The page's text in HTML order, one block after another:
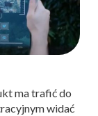
ma trafić do
widać